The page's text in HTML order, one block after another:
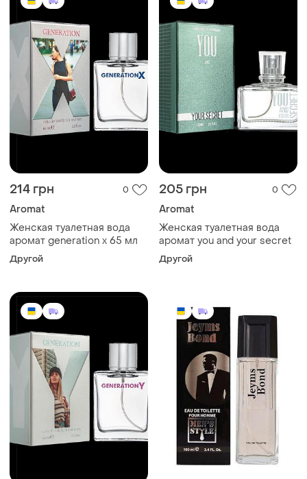
214 грн 0
Aromat
Женская туалетная вода
аромат generation x 65 мл
Другой
205 грн 0
Aromat
Женская туалетная вода
аромат you and your secret
Другой